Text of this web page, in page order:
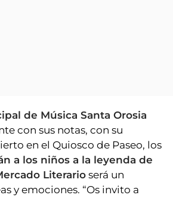
de Música Santa Orosia
con sus notas, con su
en el Quiosco de Paseo, los
a los niños a la leyenda de
Literario será un
y emociones. “Os invito a